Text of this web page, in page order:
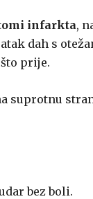
infarkta,
dah s
prije.
suprotnu
bez boli.